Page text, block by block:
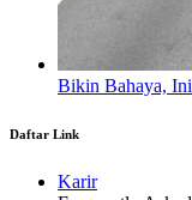
Bikin Bahaya,
Daftar Link
Karir